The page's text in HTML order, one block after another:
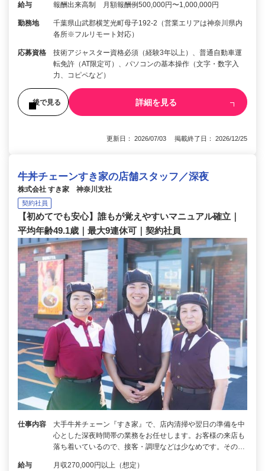
給与 報酬出来高制 月額報酬例500,000円〜1,000,000円
勤務地
千葉県山武郡横芝光町母子192-2（営業エリアは神奈川県内
各所※フルリモート対応）
応募資格
技術アジャスター資格必須（経験3年以上）、普通自動車運
転免許（AT限定可）、パソコンの基本操作（文字・数字入
力、コピペなど）
後で見る 詳細を見る
更新日： 2026/07/03 掲載終了日： 2026/12/25
牛丼チェーンすき家の店舗スタッフ／深夜
株式会社 すき家 神奈川支社
契約社員
【初めてでも安心】誰もが覚えやすいマニュアル確立｜
平均年齢49.1歳｜最大9連休可｜契約社員
仕事内容
大手牛丼チェーン『すき家』で、店内清掃や翌日の準備を中
心とした深夜時間帯の業務をお任せします。お客様の来店も
落ち着いているので、接客・調理などは少なめです。その…
給与 月収270,000円以上（想定）